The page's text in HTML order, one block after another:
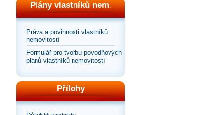
Plány vlastníků nem.
Práva a povinnosti vlastníků
nemovitostí
Formulář pro tvorbu povodňových
plánů vlastníků nemovitostí
Přílohy